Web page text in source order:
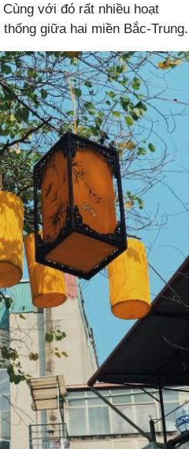
với đó rất nhiều hoạt
giữa hai miền Bắc-Trung.